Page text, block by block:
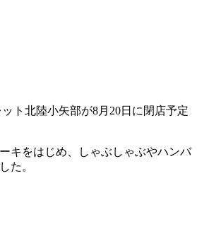
ト北陸小矢部が8月20日に閉店予定
キをはじめ、しゃぶしゃぶやハンバ
た。